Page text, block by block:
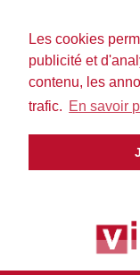
Les cookies
publicité et
contenu, les
trafic. En savoir